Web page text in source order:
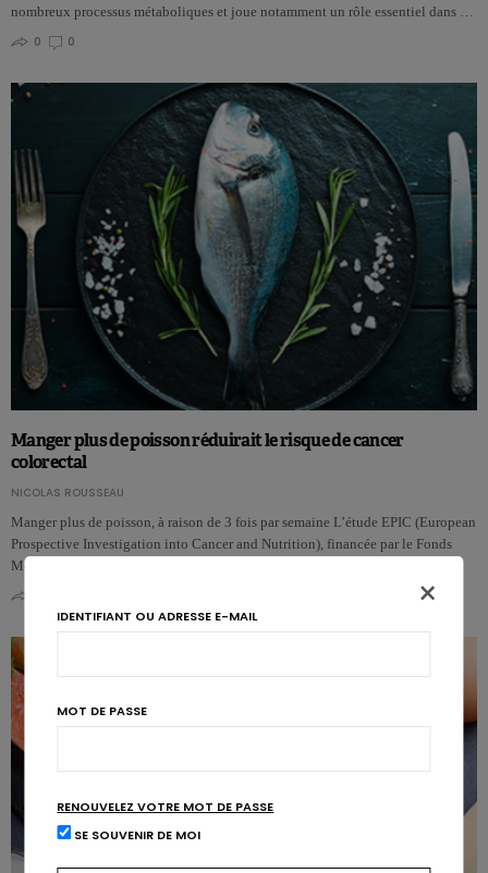
nombreux processus métaboliques et joue notamment un rôle essentiel dans …
0
0
Manger plus de poisson réduirait le risque de cancer
colorectal
NICOLAS ROUSSEAU
Manger plus de poisson, à raison de 3 fois par semaine L’étude EPIC (European
Prospective Investigation into Cancer and Nutrition), financée par le Fonds
Mo…
×
IDENTIFIANT OU ADRESSE E-MAIL
MOT DE PASSE
RENOUVELEZ VOTRE MOT DE PASSE
SE SOUVENIR DE MOI